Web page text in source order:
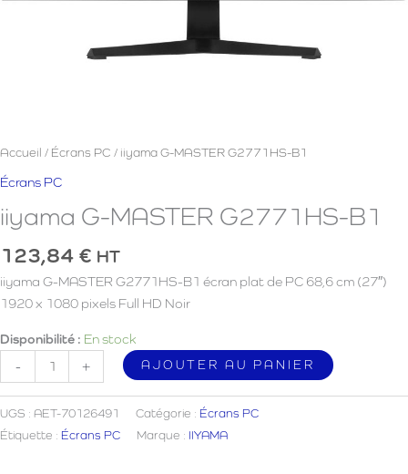
Accueil / Écrans PC / iiyama G-MASTER G2771HS-B1
Écrans PC
iiyama G-MASTER G2771HS-B1
123,84 € HT
iiyama G-MASTER G2771HS-B1 écran plat de PC 68,6 cm (27″)
1920 x 1080 pixels Full HD Noir
Disponibilité : En stock
-
quantité
de
G-
MASTER
+ AJOUTER AU PANIER
UGS : AET-70126491 Catégorie : Écrans PC
Étiquette : Écrans PC Marque : IIYAMA